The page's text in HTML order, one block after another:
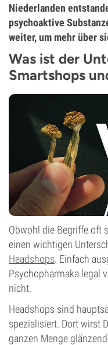
Niederlanden
psychoaktive
weiter, um mehr über
Was ist der
Smartshops
Obwohl die Begriffe oft
einen wichtigen
Headshops. Einfach
Psychopharmaka legal
nicht.
Headshops sind
spezialisiert. Dort wirst
ganzen Menge